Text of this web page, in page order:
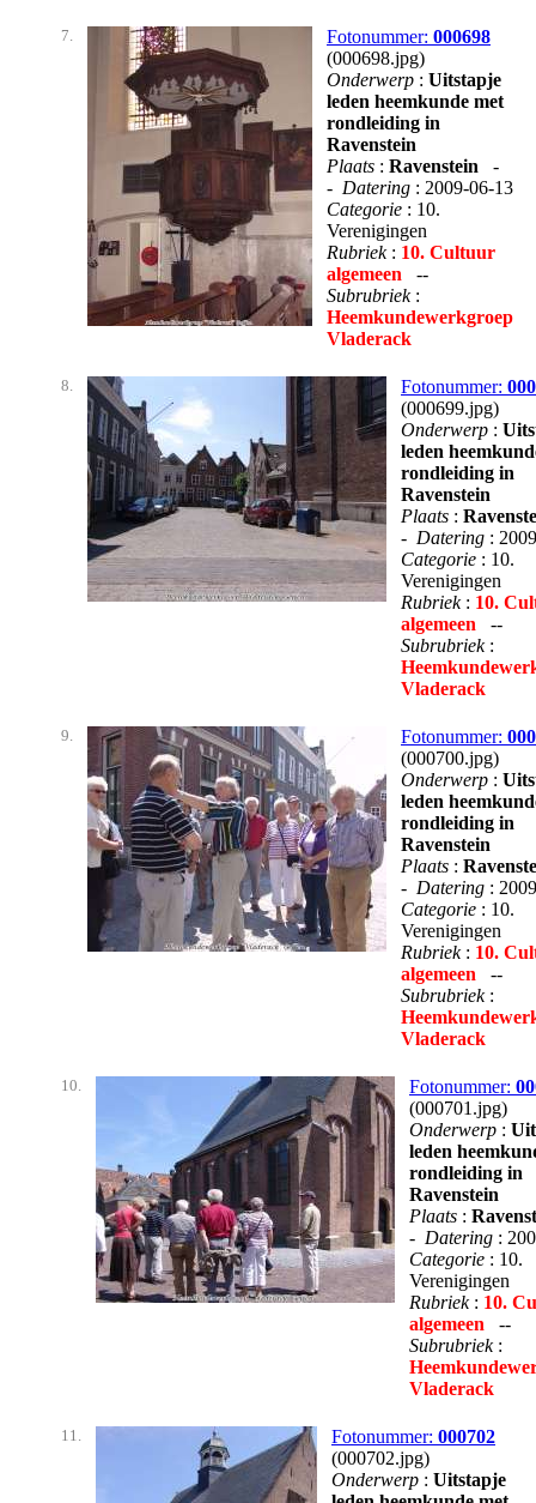
7. Fotonummer: 000698
(000698.jpg)
Onderwerp : Uitstapje
leden heemkunde met
rondleiding in
Ravenstein
Plaats : Ravenstein -
- Datering : 2009-06-13
Categorie : 10.
Verenigingen
Rubriek : 10. Cultuur
algemeen --
Subrubriek :
Heemkundewerkgroep
Vladerack
8. Fotonummer:
(000699.jpg)
Onderwerp :
leden
rondleiding in
Ravenstein
Plaats :
- Datering :
Categorie : 10.
Verenigingen
Rubriek : 10.
algemeen --
Subrubriek :
Vladerack
9. Fotonummer:
(000700.jpg)
Onderwerp :
leden
rondleiding in
Ravenstein
Plaats :
- Datering :
Categorie : 10.
Verenigingen
Rubriek : 10.
algemeen --
Subrubriek :
Vladerack
10. Fotonummer:
(000701.jpg)
Onderwerp :
leden
rondleiding in
Ravenstein
Plaats :
- Datering :
Categorie : 10.
Verenigingen
Rubriek : 10.
algemeen --
Subrubriek :
Vladerack
11. Fotonummer: 000702
(000702.jpg)
Onderwerp : Uitstapje